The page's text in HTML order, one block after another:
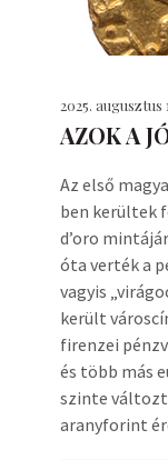
2025. augusztus
AZOK A
Az első
ben kerültek
d’oro
óta verték a
vagyis
került
firenzei
és több más
szinte
aranyforint